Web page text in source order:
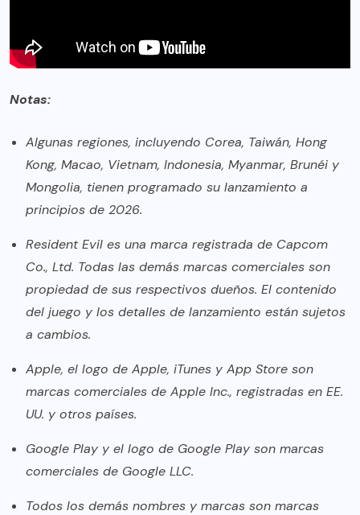
Notas:
Algunas regiones, incluyendo Corea, Taiwán, Hong
Kong, Macao, Vietnam, Indonesia, Myanmar, Brunéi y
Mongolia, tienen programado su lanzamiento a
principios de 2026.
Resident Evil es una marca registrada de Capcom
Co., Ltd. Todas las demás marcas comerciales son
propiedad de sus respectivos dueños. El contenido
del juego y los detalles de lanzamiento están sujetos
a cambios.
Apple, el logo de Apple, iTunes y App Store son
marcas comerciales de Apple Inc., registradas en EE.
UU. y otros países.
Google Play y el logo de Google Play son marcas
comerciales de Google LLC.
Todos los demás nombres y marcas son marcas